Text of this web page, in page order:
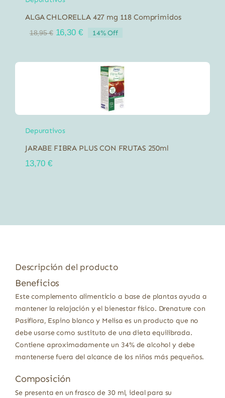
ALGA CHLORELLA 427 mg 118 Comprimidos
18,95€ El
era:
16,30 €El
es:
16,30 €.
14% Off
Depurativos
JARABE FIBRA PLUS CON FRUTAS 250ml
13,70 €
Descripción del producto
Beneficios
Este complemento alimenticio a base de plantas ayuda a
mantener la relajación y el bienestar físico. Drenature con
Pasiflora, Espino blanco y Melisa es un producto que no
debe usarse como sustituto de una dieta equilibrada.
Contiene aproximadamente un 34% de alcohol y debe
mantenerse fuera del alcance de los niños más pequeños.
Composición
Se presenta en un frasco de 30 ml, ideal para su